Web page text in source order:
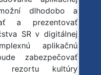
dlhodobo a
a prezentovať
SR v digitálnej
aplikačnú
zabezpečovať
rezortu kultúry